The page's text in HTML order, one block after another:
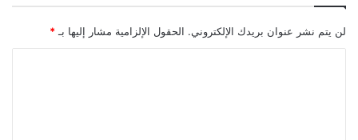
لن يتم نشر عنوان بريدك الإلكتروني. الحقول الإلزامية مشار إليها بـ *